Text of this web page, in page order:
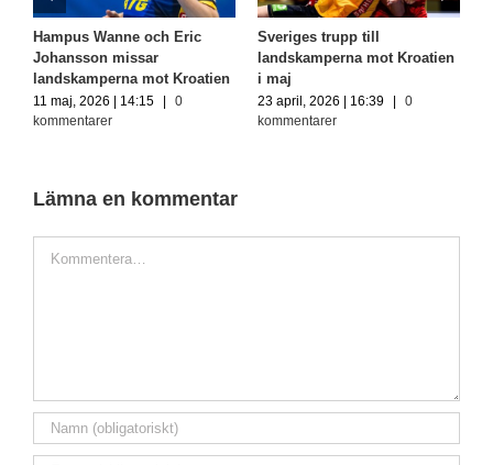
Sveriges trupp till
landskamperna mot Kroatien
23 april, 2026 | 16:39 | 0
kommentarer
Handbollslandslaget kommer
till Växjö – inleder EM-kvalet
i Vida Arena
12 maj, 2026 | 14:15 | 0
kommentarer
Lämna en kommentar